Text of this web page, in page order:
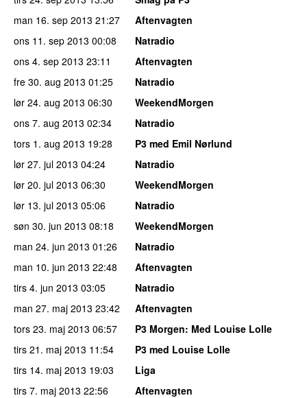
man 16. sep 2013 21:27
Aftenvagten
ons 11. sep 2013 00:08
Natradio
ons 4. sep 2013 23:11
Aftenvagten
fre 30. aug 2013 01:25
Natradio
lør 24. aug 2013 06:30
WeekendMorgen
ons 7. aug 2013 02:34
Natradio
tors 1. aug 2013 19:28
P3 med Emil Nørlund
lør 27. jul 2013 04:24
Natradio
lør 20. jul 2013 06:30
WeekendMorgen
lør 13. jul 2013 05:06
Natradio
søn 30. jun 2013 08:18
WeekendMorgen
man 24. jun 2013 01:26
Natradio
man 10. jun 2013 22:48
Aftenvagten
tirs 4. jun 2013 03:05
Natradio
man 27. maj 2013 23:42
Aftenvagten
tors 23. maj 2013 06:57 P3 Morgen: Med Louise Lolle
tirs 21. maj 2013 11:54
P3 med Louise Lolle
tirs 14. maj 2013 19:03
Liga
tirs 7. maj 2013 22:56
Aftenvagten